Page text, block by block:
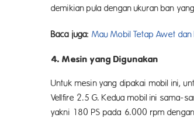
demikian pula dengan ukuran ban
Baca juga: Mau Mobil Tetap Awet dan
4. Mesin yang Digunakan
Untuk mesin yang dipakai mobil ini,
Vellfire 2.5 G. Kedua mobil ini sama-
yakni 180 PS pada 6.000 rpm